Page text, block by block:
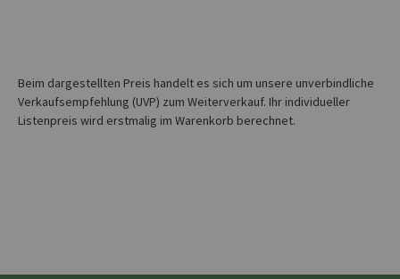
Beim dargestellten Preis handelt es sich um unsere unverbindliche
Verkaufsempfehlung (UVP) zum Weiterverkauf. Ihr individueller
Listenpreis wird erstmalig im Warenkorb berechnet.